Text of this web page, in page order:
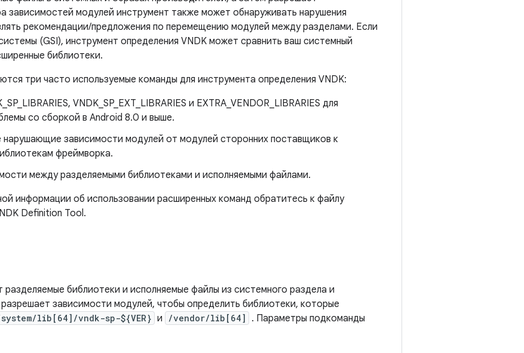
зависимостей модулей инструмент также может обнаруживать нарушения
рекомендации/предложения по перемещению модулей между разделами. Если
(GSI), инструмент определения VNDK может сравнить ваш системный
библиотеки.
три часто используемые команды для инструмента определения VNDK:
VNDK_SP_EXT_LIBRARIES и EXTRA_VENDOR_LIBRARIES для
со сборкой в ​​Android 8.0 и выше.
нарушающие зависимости модулей от модулей сторонних поставщиков к
фреймворка.
между разделяемыми библиотеками и исполняемыми файлами.
информации об использовании расширенных команд обратитесь к файлу
Definition Tool.
разделяемые библиотеки и исполняемые файлы из системного раздела и
зависимости модулей, чтобы определить библиотеки, которые
lib[64]/vndk-sp-${VER} и /vendor/lib[64] . Параметры подкоманды